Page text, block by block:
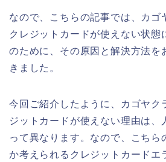
なので、こちらの記事では、カゴ
クレジットカードが使えない状態
のために、その原因と解決方法を
きました。
今回ご紹介したように、カゴヤク
ジットカードが使えない理由は、
って異なります。なので、こちら
か考えられるクレジットカードエ